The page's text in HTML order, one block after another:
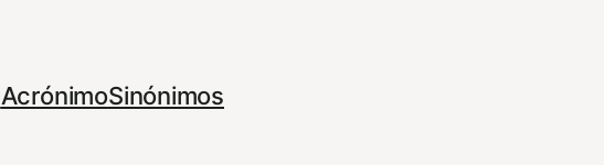
AcrónimoSinónimos